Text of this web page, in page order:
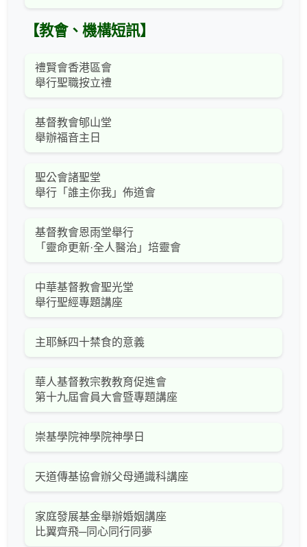
【教會、機構短訊】
禮賢會香港區會
舉行聖職按立禮
基督教會郇山堂
舉辦福音主日
聖公會諸聖堂
舉行「誰主你我」佈道會
基督教會恩雨堂舉行
「靈命更新·全人醫治」培靈會
中華基督教會聖光堂
舉行聖經專題講座
主耶穌四十禁食的意義
華人基督教宗教教育促進會
第十九屆會員大會暨專題講座
崇基學院神學院神學日
天道傳基協會辦父母通識科講座
家庭發展基金舉辦婚姻講座
比翼齊飛─同心同行同夢